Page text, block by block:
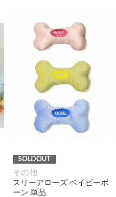
SOLDOUT
その他
スリーアローズ ベイビーボ
ーン 単品